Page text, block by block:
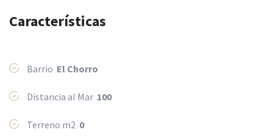
Características
Barrio El Chorro
Distancia al Mar 100
Terreno m2 0